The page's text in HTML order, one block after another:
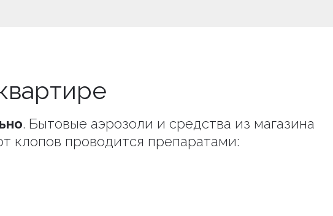
. Бытовые аэрозоли и средства из магазина
клопов проводится препаратами: